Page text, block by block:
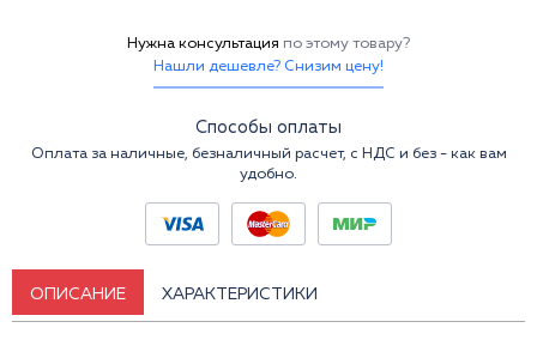
Нужна консультация по этому товару?
Нашли дешевле? Снизим цену!
Способы оплаты
Оплата за наличные, безналичный расчет, с НДС и без - как вам
удобно.
ОПИСАНИЕ ХАРАКТЕРИСТИКИ